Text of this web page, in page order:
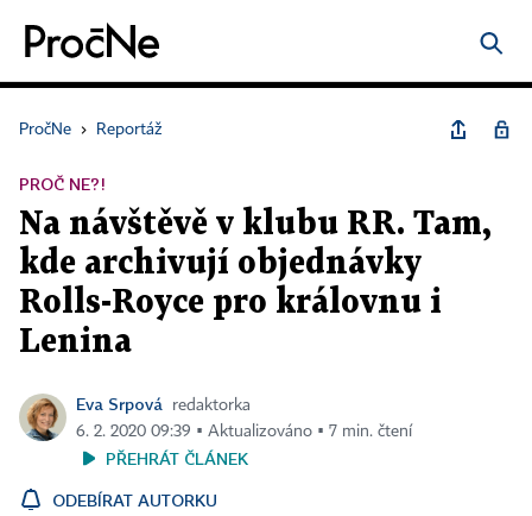
PročNe › Reportáž
PROČ NE?!
Na návštěvě v klubu RR. Tam,
kde archivují objednávky
Rolls-Royce pro královnu i
Lenina
Eva Srpová
redaktorka
6. 2. 2020 09:39 ▪ Aktualizováno ▪ 7 min. čtení
PŘEHRÁT ČLÁNEK
ODEBÍRAT AUTORKU